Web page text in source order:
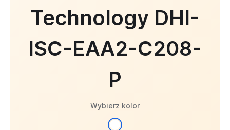
Technology DHI-
ISC-EAA2-C208-
P
Wybierz kolor